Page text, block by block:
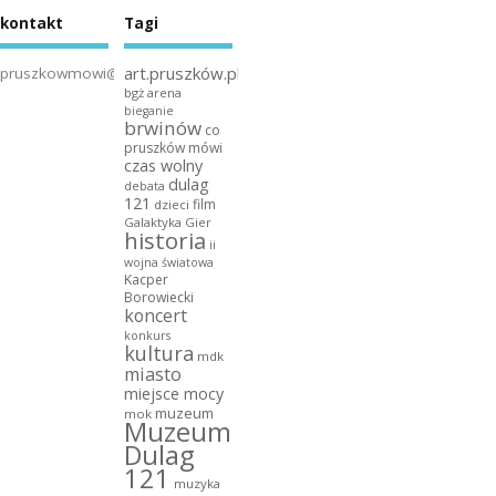
kontakt
pruszkowmowi@gmail.com
Tagi
art.pruszków.pl
bgż arena
bieganie
brwinów co
pruszków mówi
czas wolny
debata dulag
121 dzieci film
Galaktyka Gier
historia ii
wojna światowa
Kacper
Borowiecki
koncert
konkurs
kultura mdk
miasto
miejsce mocy
mok muzeum
Muzeum
Dulag
121 muzyka